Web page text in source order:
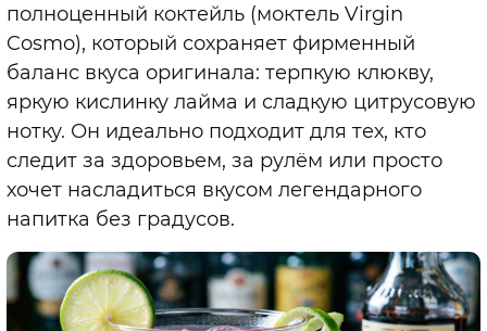
полноценный коктейль (моктель Virgin
Cosmo), который сохраняет фирменный
баланс вкуса оригинала: терпкую клюкву,
яркую кислинку лайма и сладкую цитрусовую
нотку. Он идеально подходит для тех, кто
следит за здоровьем, за рулём или просто
хочет насладиться вкусом легендарного
напитка без градусов.